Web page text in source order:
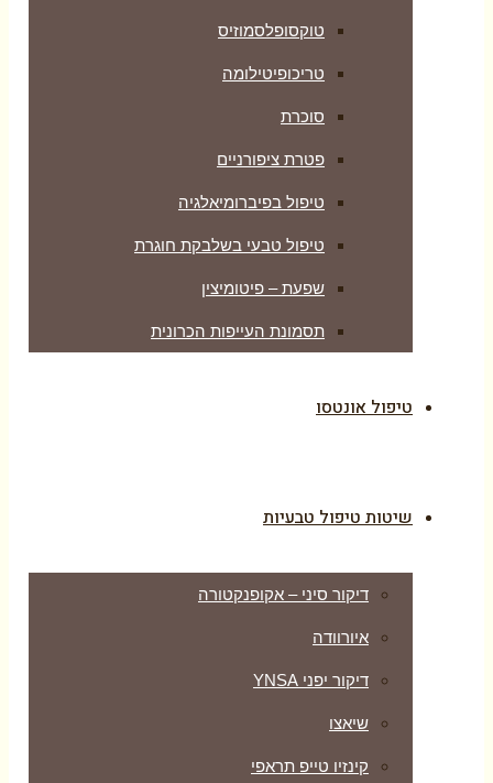
טוקסופלסמוזיס
טריכופיטילומה
סוכרת
פטרת ציפורניים
טיפול בפיברומיאלגיה
טיפול טבעי בשלבקת חוגרת
שפעת – פיטומיצין
תסמונת העייפות הכרונית
טיפול אונטסו
שיטות טיפול טבעיות
דיקור סיני – אקופנקטורה
איורוודה
דיקור יפני YNSA
שיאצו
קינזיו טייפ תראפי